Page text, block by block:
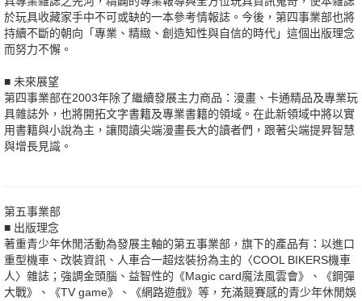
於玩具收藏家手中不可或缺的一本參考情報誌。今後，第四事業部也將
持續不斷的朝向「專業、精緻、創造知性與自信的時代」這個出版理念
而努力不懈。
■ 未來展望
第四事業部在2003年除了繼續發展主力商品：漫畫、卡通精品及專業玩
具雜誌外，也將開拓文字書籍及專業書籍的領域。在此新領域中將以實
用書籍與小說為主，讓閱讀尖端漫畫長大的讀者們，跟著尖端提昇智慧
與增長見識。
第五事業部
■ 出版理念
著重青少年休閒活動為發展主軸的第五事業部，旗下的產品有：以進口
重型機車、改裝資訊、人車合一超炫裝扮為主的〈COOL BIKERS機車
人〉雜誌；強調金頭腦、益智性的《Magic card魔法風雲會》、《鋼彈
大戰》、《TV game》、《網路遊戲》等，充滿競賽感的青少年休閒娛